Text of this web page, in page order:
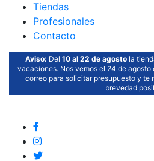
Tiendas
Profesionales
Contacto
Aviso: Del 10 al 22 de agosto la
vacaciones. Nos vemos el 24 de agosto
correo para solicitar presupuesto y te
brevedad